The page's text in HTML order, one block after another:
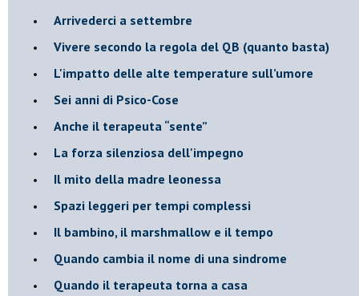
​Arrivederci a settembre
​Vivere secondo la regola del QB (quanto basta)
​L'impatto delle alte temperature sull’umore
Sei anni di Psico-Cose
​Anche il terapeuta “sente”
​La forza silenziosa dell'impegno
​Il mito della madre leonessa
Spazi leggeri per tempi complessi
Il bambino, il marshmallow e il tempo
​Quando cambia il nome di una sindrome
​Quando il terapeuta torna a casa